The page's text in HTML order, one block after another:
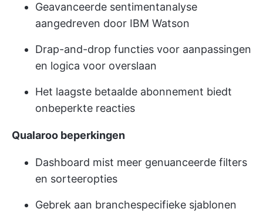
Geavanceerde sentimentanalyse
aangedreven door IBM Watson
Drap-and-drop functies voor aanpassingen
en logica voor overslaan
Het laagste betaalde abonnement biedt
onbeperkte reacties
Qualaroo beperkingen
Dashboard mist meer genuanceerde filters
en sorteeropties
Gebrek aan branchespecifieke sjablonen